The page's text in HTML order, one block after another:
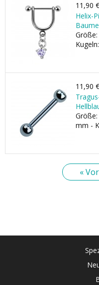
11,90 €
Helix-
11,90 €
mm -
«